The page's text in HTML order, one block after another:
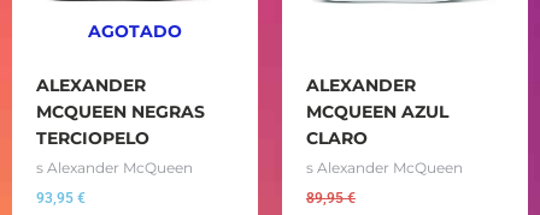
AGOTADO
ALEXANDER
MCQUEEN NEGRAS
TERCIOPELO
s Alexander McQueen
93,95 €
ALEXANDER
MCQUEEN AZUL
CLARO
s Alexander McQueen
89,95€